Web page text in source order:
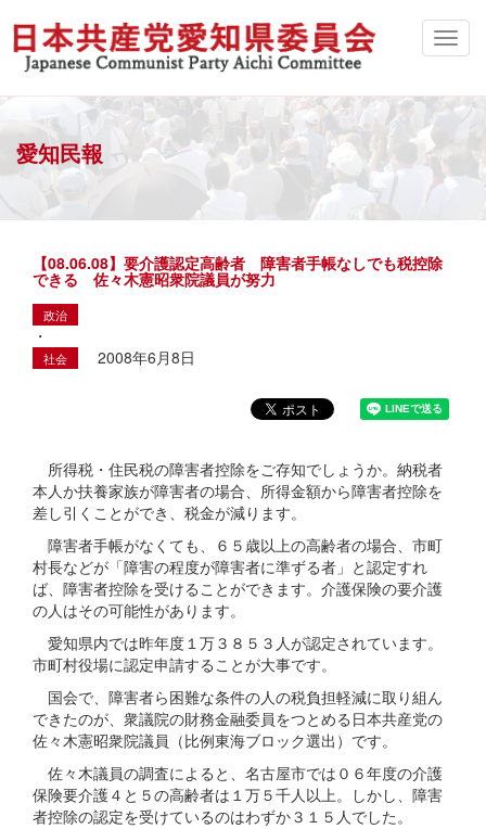
愛知民報
【08.06.08】要介護認定高齢者 障害者手帳なしでも税控除
できる 佐々木憲昭衆院議員が努力
政治
・
社会 2008年6月8日
所得税・住民税の障害者控除をご存知でしょうか。納税者
本人か扶養家族が障害者の場合、所得金額から障害者控除を
差し引くことができ、税金が減ります。
障害者手帳がなくても、６５歳以上の高齢者の場合、市町
村長などが「障害の程度が障害者に準ずる者」と認定すれ
ば、障害者控除を受けることができます。介護保険の要介護
の人はその可能性があります。
愛知県内では昨年度１万３８５３人が認定されています。
市町村役場に認定申請することが大事です。
国会で、障害者ら困難な条件の人の税負担軽減に取り組ん
できたのが、衆議院の財務金融委員をつとめる日本共産党の
佐々木憲昭衆院議員（比例東海ブロック選出）です。
佐々木議員の調査によると、名古屋市では０６年度の介護
保険要介護４と５の高齢者は１万５千人以上。しかし、障害
者控除の認定を受けているのはわずか３１５人でした。